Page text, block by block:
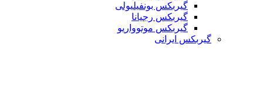
گیربکس بونفیلیولی
گیربکس رجیانا
گیربکس موتوواریو
گیربکس ایرانی